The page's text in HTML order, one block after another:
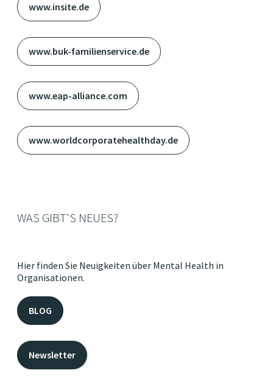
www.insite.de
www.buk-familienservice.de
www.eap-alliance.com
www.worldcorporatehealthday.de
WAS GIBT'S NEUES?
Hier finden Sie Neuigkeiten über Mental Health in
Organisationen.
BLOG
Newsletter